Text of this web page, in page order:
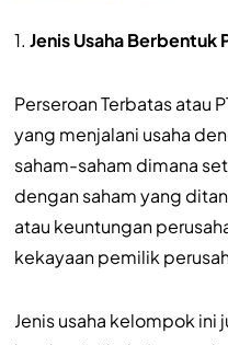
1. Jenis Usaha Berbentuk
Perseroan Terbatas atau
yang menjalani usaha
saham-saham dimana
dengan saham yang
atau keuntungan
kekayaan pemilik
Jenis usaha kelompok